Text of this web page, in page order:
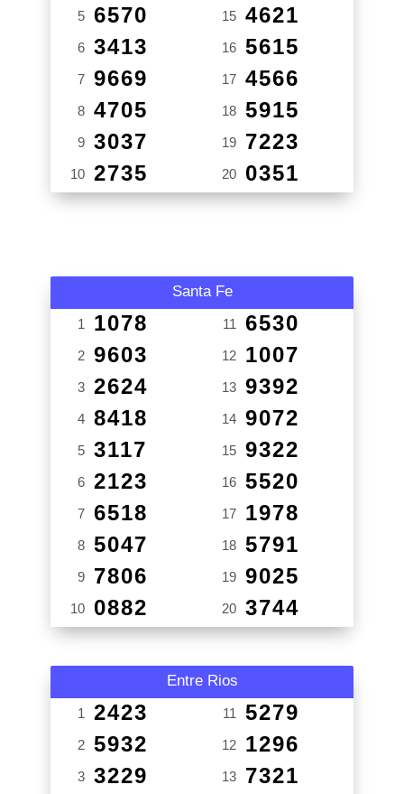
5 6570
6 3413
7 9669
8 4705
9 3037
10 2735
15 4621
16 5615
17 4566
18 5915
19 7223
20 0351
Santa Fe
1 1078
2 9603
3 2624
4 8418
5 3117
6 2123
7 6518
8 5047
9 7806
10 0882
11 6530
12 1007
13 9392
14 9072
15 9322
16 5520
17 1978
18 5791
19 9025
20 3744
Entre Rios
1 2423
2 5932
3 3229
11 5279
12 1296
13 7321